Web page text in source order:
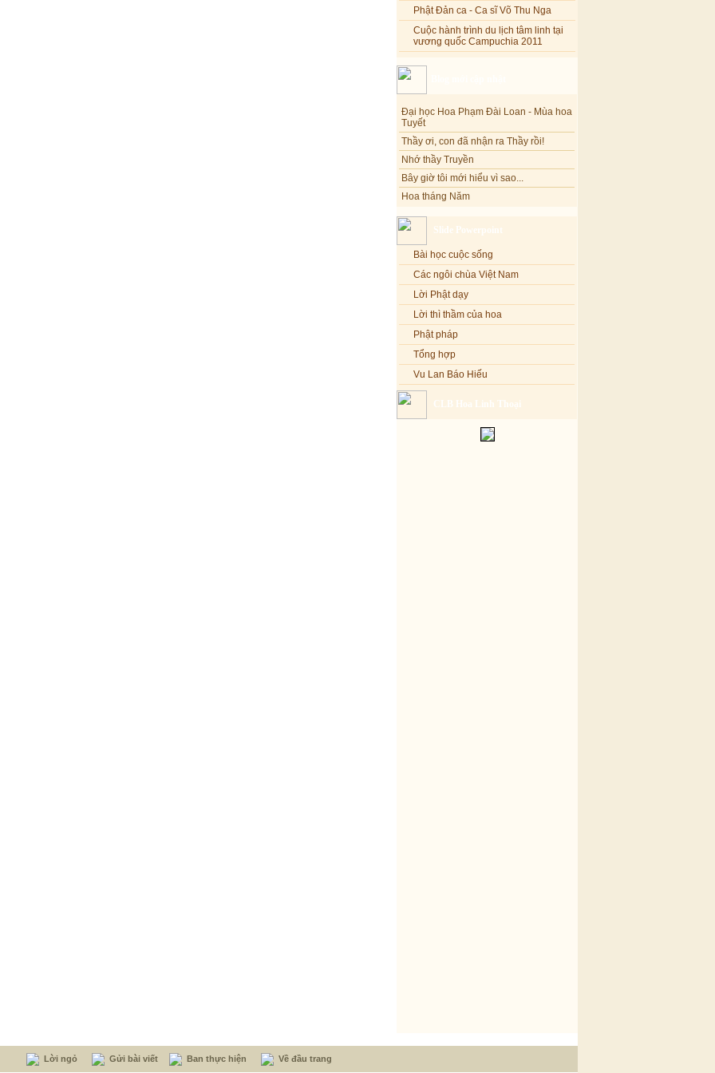
Phật Đản ca - Ca sĩ Võ Thu Nga
Cuộc hành trình du lịch tâm linh tại
vương quốc Campuchia 2011
Tuyết
Thầy ơi, con đã nhận ra Thầy rồi!
Nhớ thầy Truyền
Bây giờ tôi mới hiểu vì sao...
Hoa tháng Năm
Tôi mắc nợ ông Sáu
Đi tìm vũ khúc mùa hè
Mơ màng Phật dạy....
Lời thú tội của chị gái nhỏ nhen
Slide Powerpoint
Bài học cuộc sống
Các ngôi chùa Việt Nam
Lời Phật dạy
Lời thì thầm của hoa
Phật pháp
Tổng hợp
Vu Lan Báo Hiếu
CLB Hoa Linh Thoại
Lời ngỏ Gửi bài viết Ban thực hiện Về đầu trang